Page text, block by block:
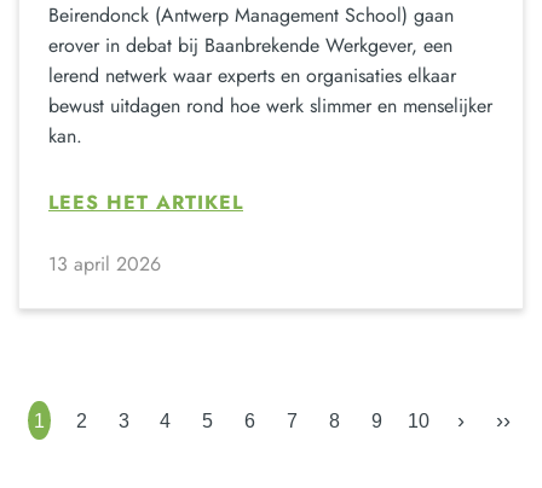
Beirendonck (Antwerp Management School) gaan
erover in debat bij Baanbrekende Werkgever, een
lerend netwerk waar experts en organisaties elkaar
bewust uitdagen rond hoe werk slimmer en menselijker
kan.
LEES HET ARTIKEL
13 april 2026
1 2 3 4 5 6 7 8 9 10 › ››